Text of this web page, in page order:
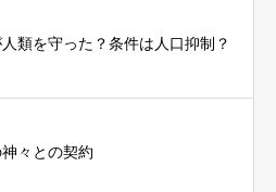
類を守った？条件は人口抑制？
々との契約